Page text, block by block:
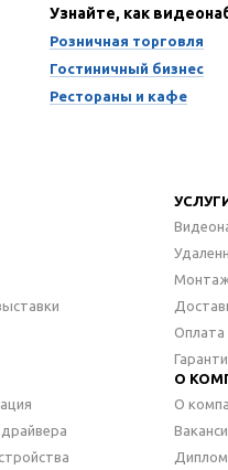
Узнайте, как
Розничная торговля
Гостиничный бизнес
Рестораны и кафе
Оплата
О
О